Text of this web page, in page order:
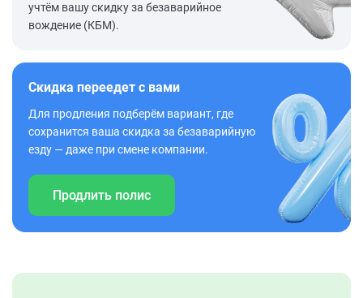
учтём вашу скидку за безаварийное
вождение (КБМ).
Скидка переедет с вами
Для продления подберём вариант, где
сохранится ваша скидка за безаварийную
езду — даже при смене компании.
Продлить полис